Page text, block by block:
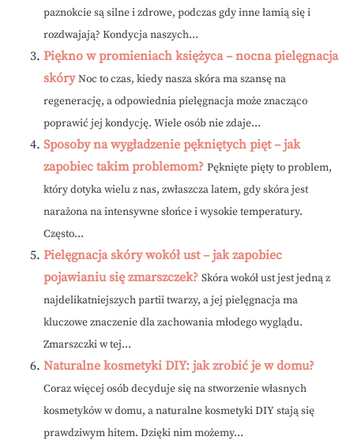
paznokcie są silne i zdrowe, podczas gdy inne łamią się i
rozdwajają? Kondycja naszych...
Piękno w promieniach księżyca – nocna pielęgnacja
skóry Noc to czas, kiedy nasza skóra ma szansę na
regenerację, a odpowiednia pielęgnacja może znacząco
poprawić jej kondycję. Wiele osób nie zdaje...
Sposoby na wygładzenie pękniętych pięt – jak
zapobiec takim problemom? Pęknięte pięty to problem,
który dotyka wielu z nas, zwłaszcza latem, gdy skóra jest
narażona na intensywne słońce i wysokie temperatury.
Często...
Pielęgnacja skóry wokół ust – jak zapobiec
pojawianiu się zmarszczek? Skóra wokół ust jest jedną z
najdelikatniejszych partii twarzy, a jej pielęgnacja ma
kluczowe znaczenie dla zachowania młodego wyglądu.
Zmarszczki w tej...
Naturalne kosmetyki DIY: jak zrobić je w domu?
Coraz więcej osób decyduje się na stworzenie własnych
kosmetyków w domu, a naturalne kosmetyki DIY stają się
prawdziwym hitem. Dzięki nim możemy...